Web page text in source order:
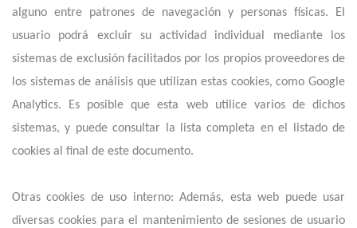
alguno entre patrones de navegación y personas físicas. El
usuario podrá excluir su actividad individual mediante los
sistemas de exclusión facilitados por los propios proveedores de
los sistemas de análisis que utilizan estas cookies, como Google
Analytics. Es posible que esta web utilice varios de dichos
sistemas, y puede consultar la lista completa en el listado de
cookies al final de este documento.
Otras cookies de uso interno: Además, esta web puede usar
diversas cookies para el mantenimiento de sesiones de usuario